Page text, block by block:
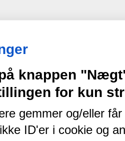
knappen
for kun
gemmer og/eller
ID'er i cookie og